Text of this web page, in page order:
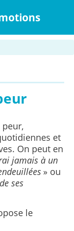
et
On peut en
jamais à un
» ou
ses
le